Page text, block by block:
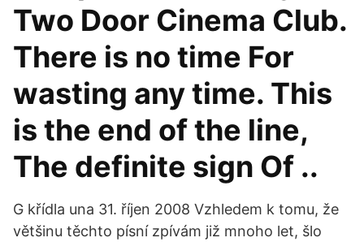
Two Door Cinema Club.
There is no time For
wasting any time. This
is the end of the line,
The definite sign Of ..
G křídla una 31. říjen 2008 Vzhledem k tomu, že
většinu těchto písní zpívám již mnoho let, šlo